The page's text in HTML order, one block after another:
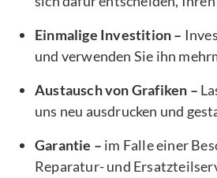
Einmalige Investition –
und verwenden Sie ihn
Austausch von Grafiken –
uns neu ausdrucken und
Garantie – im Falle einer
Reparatur- und